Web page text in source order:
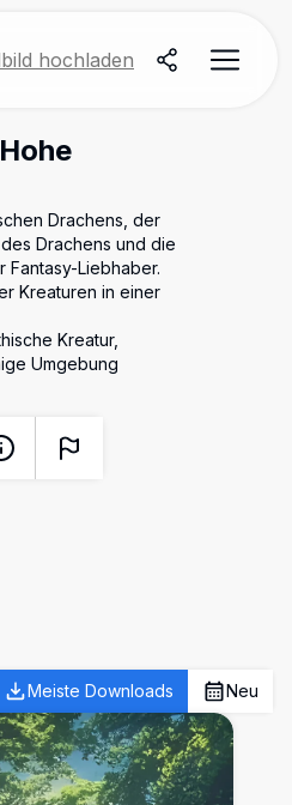
hochladen
Drachens, der
Drachens und die
Liebhaber.
Kreaturen in einer
Kreatur,
Umgebung
Meiste Downloads Neu